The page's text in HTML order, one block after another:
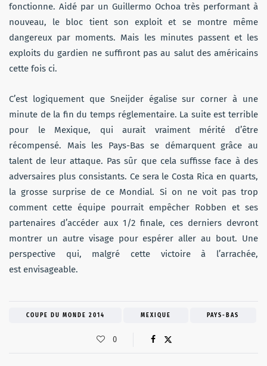
fonctionne. Aidé par un Guillermo Ochoa très performant à
nouveau, le bloc tient son exploit et se montre même
dangereux par moments. Mais les minutes passent et les
exploits du gardien ne suffiront pas au salut des américains
cette fois ci.
C’est logiquement que Sneijder égalise sur corner à une
minute de la fin du temps réglementaire. La suite est terrible
pour le Mexique, qui aurait vraiment mérité d’être
récompensé. Mais les Pays-Bas se démarquent grâce au
talent de leur attaque. Pas sûr que cela suffisse face à des
adversaires plus consistants. Ce sera le Costa Rica en quarts,
la grosse surprise de ce Mondial. Si on ne voit pas trop
comment cette équipe pourrait empêcher Robben et ses
partenaires d’accéder aux 1/2 finale, ces derniers devront
montrer un autre visage pour espérer aller au bout. Une
perspective qui, malgré cette victoire à l’arrachée,
est envisageable.
COUPE DU MONDE 2014 MEXIQUE PAYS-BAS
0